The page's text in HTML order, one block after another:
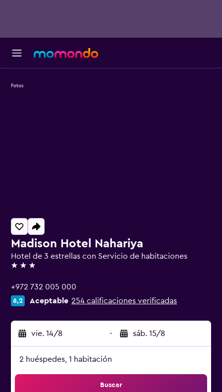
Madison Hotel Nahariya
Hotel de 3 estrellas con Servicio de habitaciones
3 estrellas
+972 732 005 000
6,2 Aceptable 254 calificaciones verificadas
vie. 14/8 - sáb. 15/8
2 huéspedes, 1 habitación
Buscar
Fotos